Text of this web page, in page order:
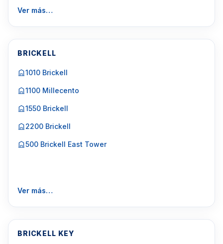
Ver más…
BRICKELL
1010 Brickell
1100 Millecento
1550 Brickell
2200 Brickell
500 Brickell East Tower
Ver más…
BRICKELL KEY